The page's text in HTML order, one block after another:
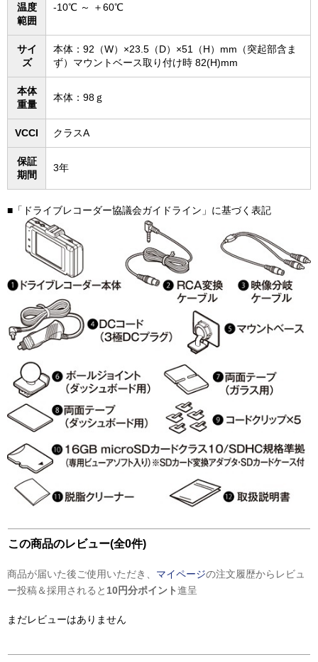
温度
範囲
-10℃ ～ ＋60℃
サイ
ズ
本体：92（W）×23.5（D）×51（H）mm（突起部含ま
ず）マウントベース取り付け時 82(H)mm
本体
重量
本体：98ｇ
VCCI クラスA
保証
期間
3年
■「ドライブレコーダー協議会ガイドライン」に基づく表記
この商品のレビュー(全0件)
商品が届いた後ご使用いただき、 マイページの注文履歴からレビュ
ー投稿＆採用されると 10円分ポイント進呈
まだレビューはありません